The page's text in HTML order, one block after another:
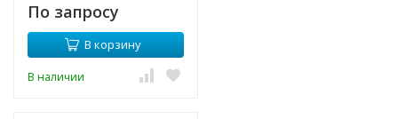
По запросу
В корзину
В наличии